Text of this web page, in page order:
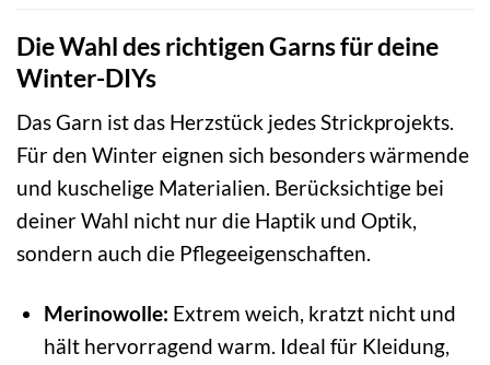
Die Wahl des richtigen Garns für deine
Winter-DIYs
Das Garn ist das Herzstück jedes Strickprojekts.
Für den Winter eignen sich besonders wärmende
und kuschelige Materialien. Berücksichtige bei
deiner Wahl nicht nur die Haptik und Optik,
sondern auch die Pflegeeigenschaften.
Merinowolle: Extrem weich, kratzt nicht und
hält hervorragend warm. Ideal für Kleidung,